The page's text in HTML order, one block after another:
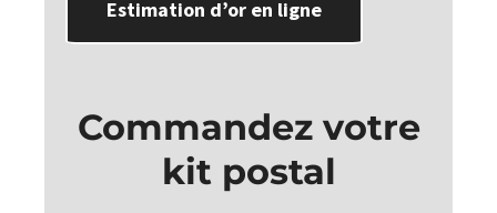
Estimation d’or en ligne
Commandez votre
kit postal